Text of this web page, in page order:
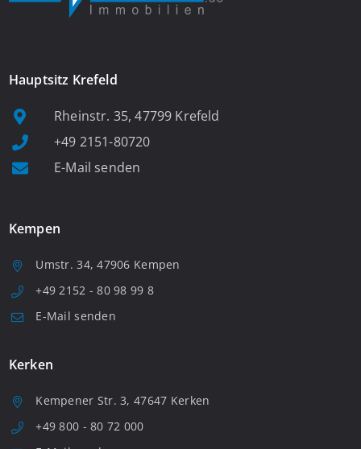
Hauptsitz Krefeld
Rheinstr. 35, 47799 Krefeld
+49 2151-80720
E-Mail senden
Kempen
Umstr. 34, 47906 Kempen
+49 2152 - 80 98 99 8
E-Mail senden
Kerken
Kempener Str. 3, 47647 Kerken
+49 800 - 80 72 000